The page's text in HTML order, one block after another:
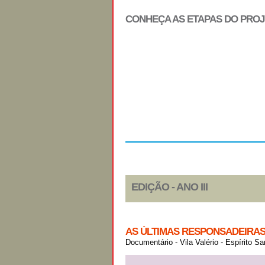
CONHEÇA AS ETAPAS DO
EDIÇÃO - ANO III
AS ÚLTIMAS RESPONSADEIRAS
Documentário - Vila Valério - Espírito